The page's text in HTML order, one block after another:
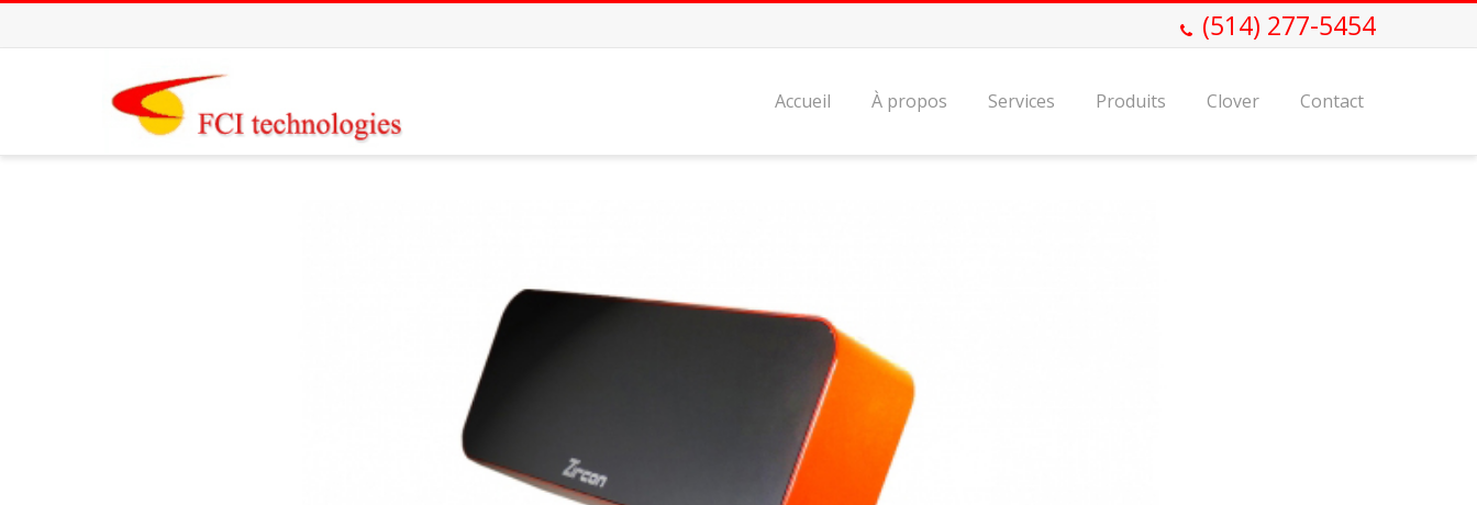
(514) 277-5454
Accueil À propos Services Produits Clover Contact